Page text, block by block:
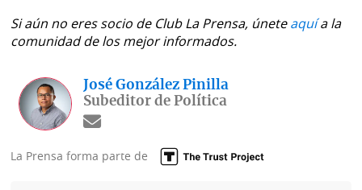
Si aún no eres socio de Club La Prensa, úneteaquía la
comunidad de los mejor informados.
José González Pinilla
Subeditor de Política
La Prensa forma parte de